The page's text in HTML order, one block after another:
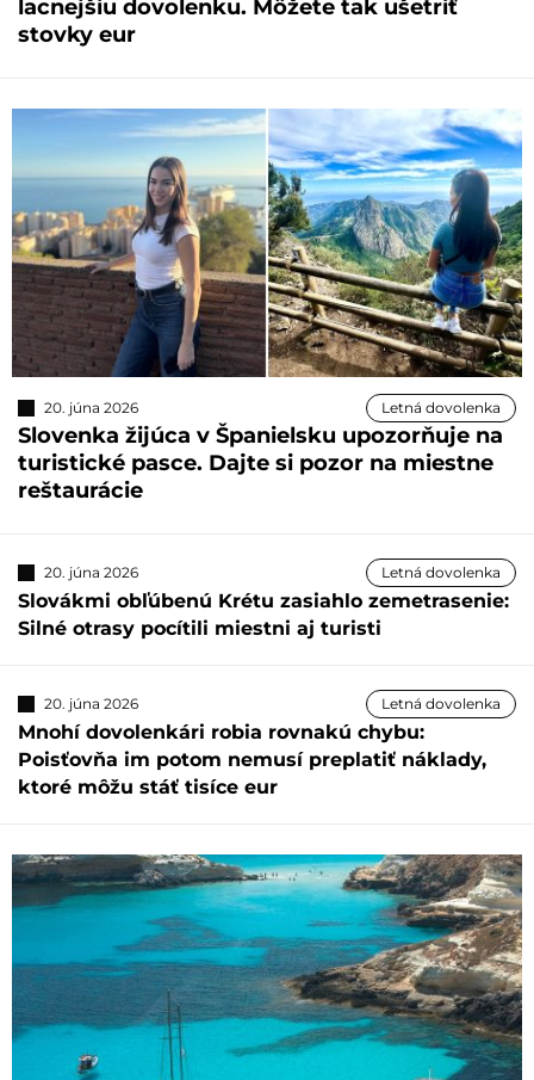
lacnejšiu dovolenku. Môžete tak ušetriť
stovky eur
20. júna 2026 Letná dovolenka
Slovenka žijúca v Španielsku upozorňuje na
turistické pasce. Dajte si pozor na miestne
reštaurácie
20. júna 2026 Letná dovolenka
Slovákmi obľúbenú Krétu zasiahlo zemetrasenie:
Silné otrasy pocítili miestni aj turisti
20. júna 2026 Letná dovolenka
Mnohí dovolenkári robia rovnakú chybu:
Poisťovňa im potom nemusí preplatiť náklady,
ktoré môžu stáť tisíce eur